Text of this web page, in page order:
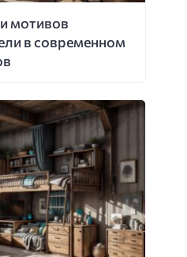
мотивов
в современном